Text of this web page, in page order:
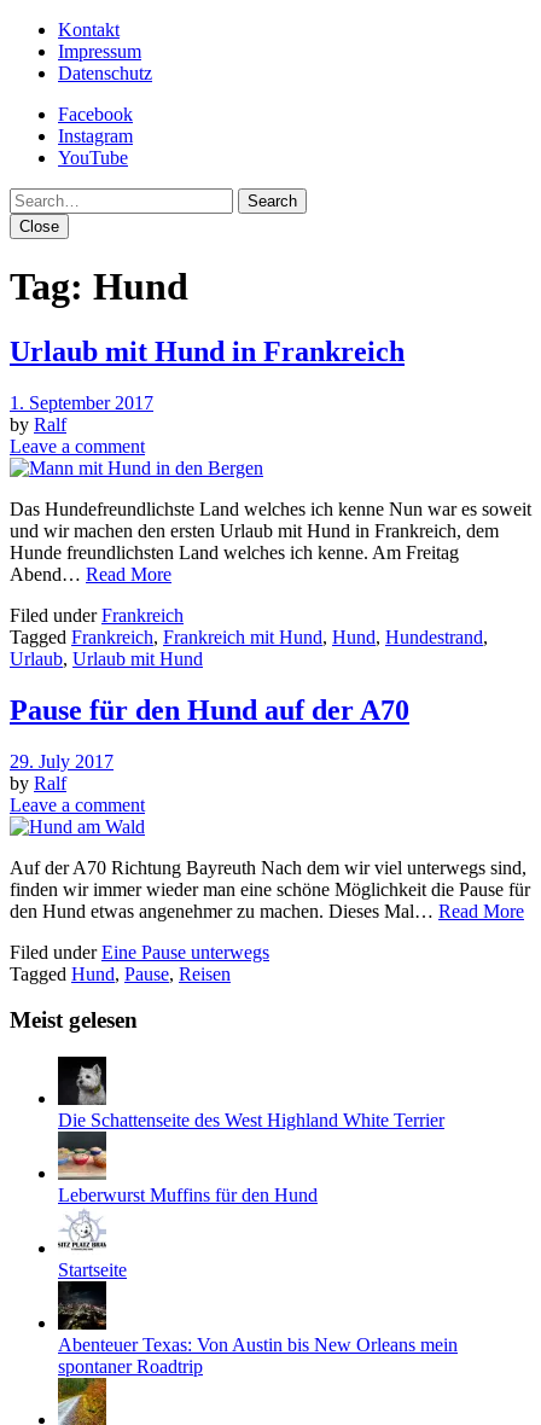
Kontakt
Impressum
Datenschutz
Facebook
Instagram
YouTube
Search
Close
Tag: Hund
Urlaub mit Hund in Frankreich
1. September 2017
by Ralf
Leave a comment
Das Hundefreundlichste Land welches ich kenne Nun war es soweit
und wir machen den ersten Urlaub mit Hund in Frankreich, dem
Hunde freundlichsten Land welches ich kenne. Am Freitag
Abend… Read More
Filed underFrankreich
Tagged Frankreich, Frankreich mit Hund, Hund, Hundestrand,
Urlaub, Urlaub mit Hund
Pause für den Hund auf der A70
29. July 2017
by Ralf
Leave a comment
Auf der A70 Richtung Bayreuth Nach dem wir viel unterwegs sind,
finden wir immer wieder man eine schöne Möglichkeit die Pause für
den Hund etwas angenehmer zu machen. Dieses Mal… Read More
Filed underEine Pause unterwegs
Tagged Hund, Pause, Reisen
Meist gelesen
Die Schattenseite des West Highland White Terrier
Leberwurst Muffins für den Hund
Startseite
Abenteuer Texas: Von Austin bis New Orleans mein
spontaner Roadtrip